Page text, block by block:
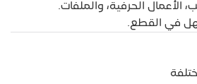
الأعمال الحرفية، والملفات.
في القطع.